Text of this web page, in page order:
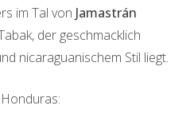
im Tal von Jamastrán
der geschmacklich
nicaraguanischem Stil liegt.